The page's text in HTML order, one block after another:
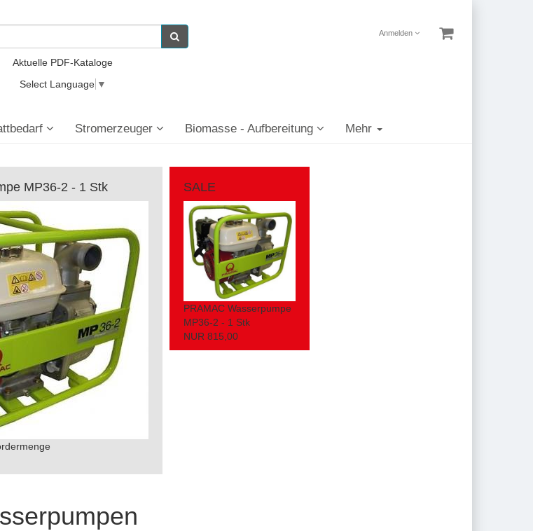
Anmelden
Aktuelle PDF-Kataloge
Select Language ▼
Stromerzeuger Biomasse - Aufbereitung Mehr
MP36-2 - 1 Stk SALE
PRAMAC Wasserpumpe
MP36-2 - 1 Stk
NUR 815,00